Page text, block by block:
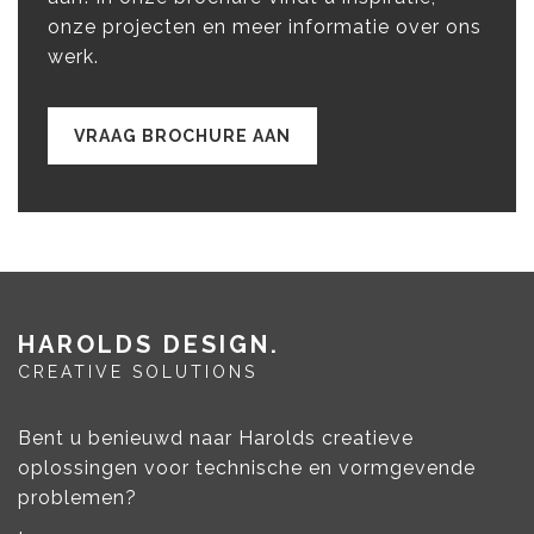
onze projecten en meer informatie over ons
werk.
VRAAG BROCHURE AAN
HAROLDS DESIGN
CREATIVE SOLUTIONS
Bent u benieuwd naar Harolds creatieve
oplossingen voor technische en vormgevende
problemen?